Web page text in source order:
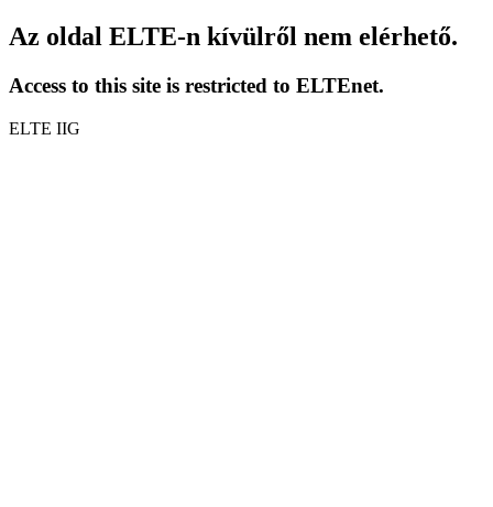
Az oldal ELTE-n kívülről nem elérhető.
Access to this site is restricted to ELTEnet.
ELTE IIG